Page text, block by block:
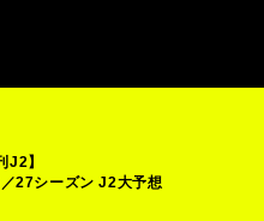
J2】
27シーズン J2大予想